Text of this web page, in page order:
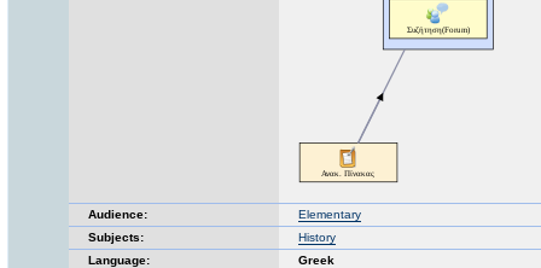
Audience:
Elementary
Subjects:
History
Language:
Greek